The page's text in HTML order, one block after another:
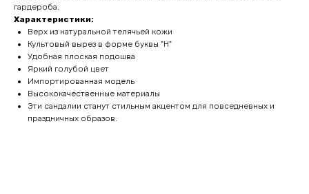
гардероба.
Характеристики:
Верх из натуральной телячьей кожи
Культовый вырез в форме буквы "H"
Удобная плоская подошва
Яркий голубой цвет
Импортированная модель
Высококачественные материалы
Эти сандалии станут стильным акцентом для повседневных и
праздничных образов.